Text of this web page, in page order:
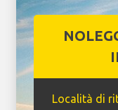
Località di